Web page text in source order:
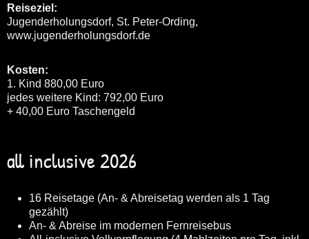
Reiseziel:
Jugenderholungsdorf, St. Peter-Ording,
www.jugenderholungsdorf.de
Kosten:
1. Kind 880,00 Euro
jedes weitere Kind: 792,00 Euro
+ 40,00 Euro Taschengeld
all inclusive 2026
16 Reisetage (An- & Abreisetag werden als 1 Tag
gezählt)
An- & Abreise im modernen Fernreisebus